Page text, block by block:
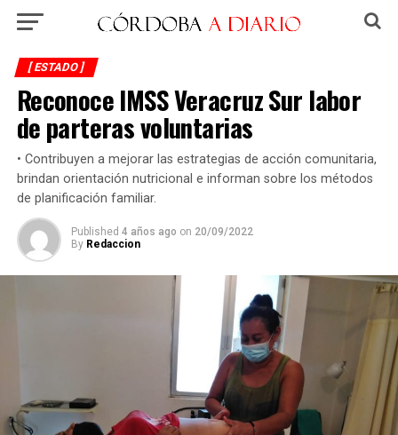
[ ESTADO ]
Reconoce IMSS Veracruz Sur labor
de parteras voluntarias
• Contribuyen a mejorar las estrategias de acción comunitaria,
brindan orientación nutricional e informan sobre los métodos
de planificación familiar.
Published 4 años ago on 20/09/2022
By Redaccion